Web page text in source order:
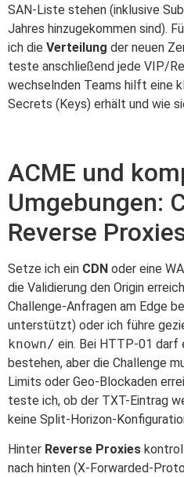
SAN-Liste stehen (inklusive
Jahres hinzugekommen sind).
ich die Verteilung der neuen
teste anschließend jede VIP/
wechselnden Teams hilft eine
Secrets (Keys) erhält und wie
ACME und
Umgebungen:
Reverse
Setze ich ein CDN oder eine
die Validierung den Origin
Challenge-Anfragen am Edge
unterstützt) oder ich führe
known/ ein. Bei HTTP-01 darf
bestehen, aber die Challenge
Limits oder Geo-Blockaden
teste ich, ob der TXT-Eintrag
keine Split-Horizon-
Hinter Reverse Proxies
nach hinten (X-Forwarded-